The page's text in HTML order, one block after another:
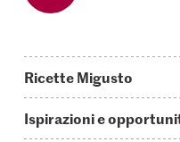
Ricette Migusto
Ispirazioni e